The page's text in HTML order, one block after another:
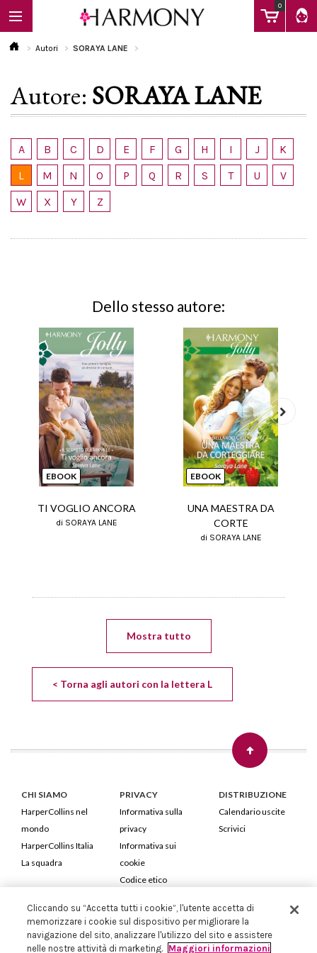
0
EBOOK
LIBRI
Calendario
Autori SORAYA LANE
Autore: SORAYA LANE
A B C D E F G H I J
K
L
M N O P Q R S T U
V
W
X Y Z
Dello stesso autore:
EBOOK
TI VOGLIO ANCORA
di SORAYA LANE
EBOOK
UNA MAESTRA DA
CORTE
di SORAYA LANE
Next
Mostra tutto
< Torna agli autori con la lettera L
CHI SIAMO
HarperCollins nel
mondo
HarperCollins Italia
La squadra
PRIVACY
Informativa sulla
privacy
Informativa sui
cookie
Codice etico
DISTRIBUZIONE
Calendario uscite
Scrivici
HarperCollins Italia S.p.A. Viale Monte Nero, 84 - 20135 Milano
Cod. Fiscale e P.IVA 05946780151 - Capitale Sociale 258.250 €
Iscritta in Milano al Registro delle imprese nr.198004 e REA nr.1051898
Cliccando su “Accetta tutti i cookie”, l'utente accetta di
memorizzare i cookie sul dispositivo per migliorare la
navigazione del sito, analizzare l'utilizzo del sito e assistere
nelle nostre attività di marketing. Maggiori informazioni